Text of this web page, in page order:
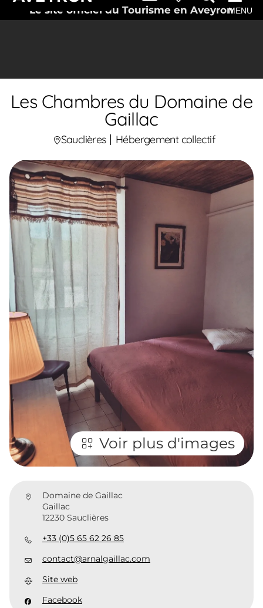
Le site officiel du Tourisme en AveyronMENU
Les Chambres du Domaine de
Gaillac
Sauclières Hébergement collectif
Voir plus d'images
Domaine de Gaillac
Gaillac
12230 Sauclières
+33 (0)5 65 62 26 85
contact@arnalgaillac.com
Site web
Facebook